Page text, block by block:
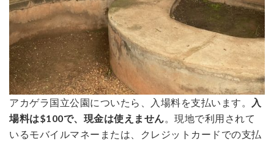
アカゲラ国立公園についたら、入場料を支払います。
入
場料は$100で、現金は使えません。現地で利用されて
いるモバイルマネーまたは、クレジットカードでの支払